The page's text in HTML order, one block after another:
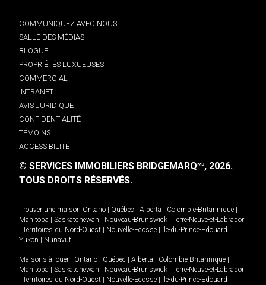
COMMUNIQUEZ AVEC NOUS
SALLE DES MÉDIAS
BLOGUE
PROPRIÉTÉS LUXUEUSES
COMMERCIAL
INTRANET
AVIS JURIDIQUE
CONFIDENTIALITÉ
TÉMOINS
ACCESSIBILITÉ
© SERVICES IMMOBILIERS BRIDGEMARQMD, 2026.
TOUS DROITS RÉSERVÉS.
Trouver une maison Ontario Québec Alberta Colombie-Britannique
Manitoba
Saskatchewan Nouveau-Brunswick
Terre-Neuve-et-Labrador
Territoires du Nord-Ouest Nouvelle-Écosse Île-du-Prince-Édouard
Yukon
Nunavut.
Maisons à louer - Ontario Québec Alberta Colombie-Britannique
Manitoba
Saskatchewan Nouveau-Brunswick
Terre-Neuve-et-Labrador
Territoires du Nord-Ouest Nouvelle-Écosse Île-du-Prince-Édouard